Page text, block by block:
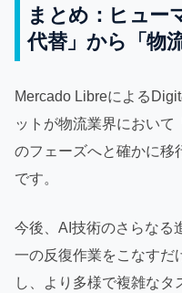
まとめ：ヒュー
代替」から「物
Mercado Libreによる
ットが物流業界において
のフェーズへと確かに移
です。
今後、AI技術のさらなる
一の反復作業をこなすだ
し、より多様で複雑なタ